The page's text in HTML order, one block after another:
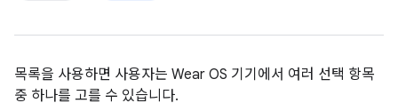
목록을 사용하면 사용자는 Wear OS 기기에서 여러 선택 항목
중 하나를 고를 수 있습니다.